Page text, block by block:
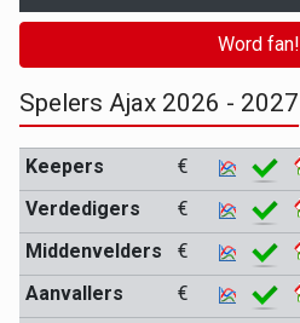
Word fan!
Spelers Ajax 2026 - 2027
Keepers
€
Verdedigers
€
Middenvelders
€
Aanvallers
€